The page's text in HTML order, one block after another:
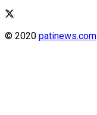
© 2020 patinews.com